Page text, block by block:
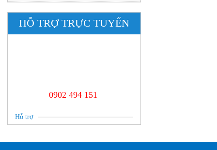
HỖ TRỢ TRỰC TUYẾN
0902 494 151
Hỗ trợ